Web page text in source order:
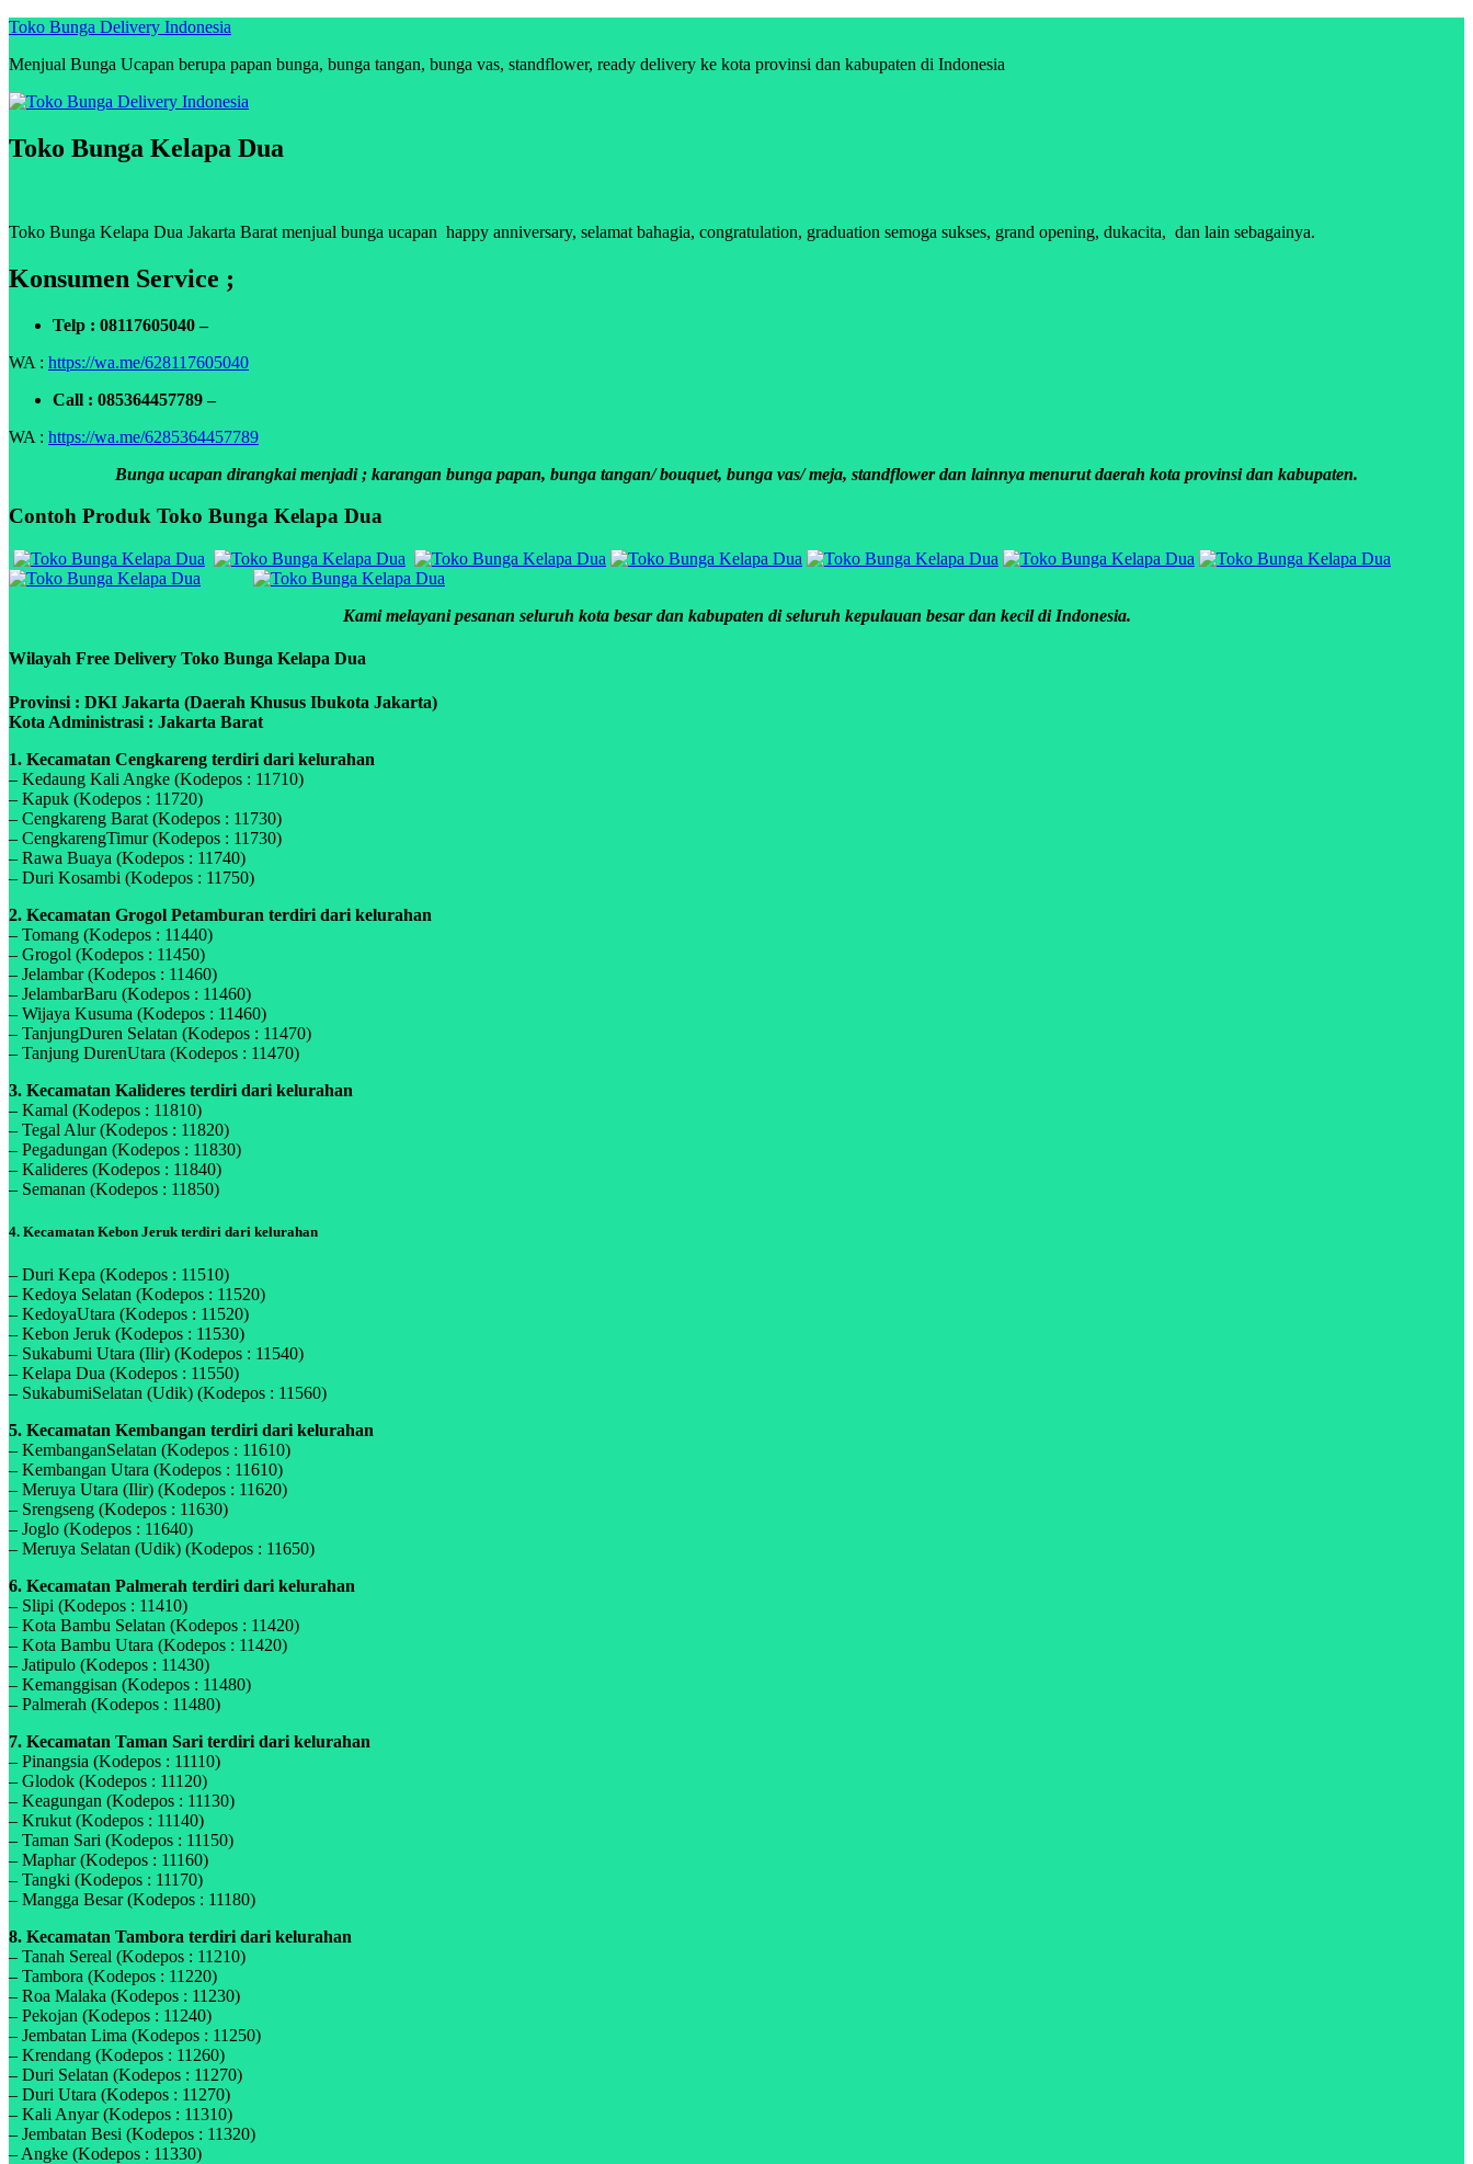
Skip
content
Toko Bunga Delivery Indonesia
Menjual Bunga Ucapan berupa papan bunga, bunga tangan, bunga vas, standflower, ready delivery ke kota provinsi dan kabupaten di Indonesia
Toko Bunga Kelapa Dua
Toko Bunga Kelapa Dua Jakarta Barat menjual bunga ucapan happy anniversary, selamat bahagia, congratulation, graduation semoga sukses, grand opening, dukacita, dan lain sebagainya.
Konsumen Service ;
Telp : 08117605040 –
WA : https://wa.me/628117605040
Call : 085364457789 –
WA : https://wa.me/6285364457789
Bunga ucapan dirangkai menjadi ; karangan bunga papan, bunga tangan/ bouquet, bunga vas/ meja, standflower dan lainnya menurut daerah kota provinsi dan kabupaten.
Contoh Produk Toko Bunga Kelapa Dua
Kami melayani pesanan seluruh kota besar dan kabupaten di seluruh kepulauan besar dan kecil di Indonesia.
Wilayah Free Delivery Toko Bunga Kelapa Dua
Provinsi : DKI Jakarta (Daerah Khusus Ibukota Jakarta)
Kota Administrasi : Jakarta Barat
1. Kecamatan Cengkareng terdiri dari kelurahan
– Kedaung Kali Angke (Kodepos : 11710)
– Kapuk (Kodepos : 11720)
– Cengkareng Barat (Kodepos : 11730)
– CengkarengTimur (Kodepos : 11730)
– Rawa Buaya (Kodepos : 11740)
– Duri Kosambi (Kodepos : 11750)
2. Kecamatan Grogol Petamburan terdiri dari kelurahan
– Tomang (Kodepos : 11440)
– Grogol (Kodepos : 11450)
– Jelambar (Kodepos : 11460)
– JelambarBaru (Kodepos : 11460)
– Wijaya Kusuma (Kodepos : 11460)
– TanjungDuren Selatan (Kodepos : 11470)
– Tanjung DurenUtara (Kodepos : 11470)
3. Kecamatan Kalideres terdiri dari kelurahan
– Kamal (Kodepos : 11810)
– Tegal Alur (Kodepos : 11820)
– Pegadungan (Kodepos : 11830)
– Kalideres (Kodepos : 11840)
– Semanan (Kodepos : 11850)
4. Kecamatan Kebon Jeruk terdiri dari kelurahan
– Duri Kepa (Kodepos : 11510)
– Kedoya Selatan (Kodepos : 11520)
– KedoyaUtara (Kodepos : 11520)
– Kebon Jeruk (Kodepos : 11530)
– Sukabumi Utara (Ilir) (Kodepos : 11540)
– Kelapa Dua (Kodepos : 11550)
– SukabumiSelatan (Udik) (Kodepos : 11560)
5. Kecamatan Kembangan terdiri dari kelurahan
– KembanganSelatan (Kodepos : 11610)
– Kembangan Utara (Kodepos : 11610)
– Meruya Utara (Ilir) (Kodepos : 11620)
– Srengseng (Kodepos : 11630)
– Joglo (Kodepos : 11640)
– Meruya Selatan (Udik) (Kodepos : 11650)
6. Kecamatan Palmerah terdiri dari kelurahan
– Slipi (Kodepos : 11410)
– Kota Bambu Selatan (Kodepos : 11420)
– Kota Bambu Utara (Kodepos : 11420)
– Jatipulo (Kodepos : 11430)
– Kemanggisan (Kodepos : 11480)
– Palmerah (Kodepos : 11480)
7. Kecamatan Taman Sari terdiri dari kelurahan
– Pinangsia (Kodepos : 11110)
– Glodok (Kodepos : 11120)
– Keagungan (Kodepos : 11130)
– Krukut (Kodepos : 11140)
– Taman Sari (Kodepos : 11150)
– Maphar (Kodepos : 11160)
– Tangki (Kodepos : 11170)
– Mangga Besar (Kodepos : 11180)
8. Kecamatan Tambora terdiri dari kelurahan
– Tanah Sereal (Kodepos : 11210)
– Tambora (Kodepos : 11220)
– Roa Malaka (Kodepos : 11230)
– Pekojan (Kodepos : 11240)
– Jembatan Lima (Kodepos : 11250)
– Krendang (Kodepos : 11260)
– Duri Selatan (Kodepos : 11270)
– Duri Utara (Kodepos : 11270)
– Kali Anyar (Kodepos : 11310)
– Jembatan Besi (Kodepos : 11320)
– Angke (Kodepos : 11330)